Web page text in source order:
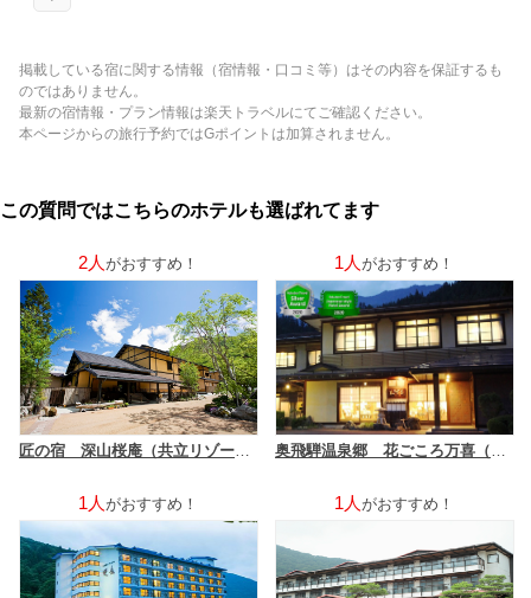
掲載している宿に関する情報（宿情報・口コミ等）はその内容を保証するも
のではありません。
最新の宿情報・プラン情報は楽天トラベルにてご確認ください。
本ページからの旅行予約ではGポイントは加算されません。
この質問ではこちらのホテルも選ばれてます
2人 がおすすめ！
匠の宿 深山桜庵（共立リゾート）
1人 がおすすめ！
奥飛騨温泉郷 花ごころ万喜（ばんき）
1人 がおすすめ！ 1人 がおすすめ！